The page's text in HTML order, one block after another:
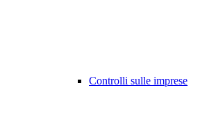
Controlli sulle imprese